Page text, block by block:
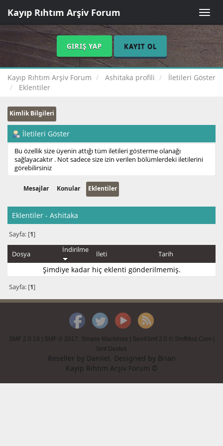
Toggle
Kayıp Rıhtım Arşiv Forum
GIRIŞ YAP KAYIT OL
Kayıp Rıhtım Arşiv Forum Ashitaka profili
İletileri Göster
Eklentiler
Kimlik Bilgileri
İletileri Göster
Bu özellik size üyenin attığı tüm iletileri gösterme olanağı
sağlayacaktır . Not sadece size izin verilen bölümlerdeki iletilerini
görebilirsiniz
Mesajlar Konular Eklentiler
Eklentiler - Ashitaka
Sayfa: [1]
Dosya İndirilme İleti Tarih
Şimdiye kadar hiç eklenti gönderilmemiş.
Sayfa: [1]
SMF 2.0.19 | SMF © 2017 Simple Machines | Seo4Smf 2.0 © SmfMod.Com |
Smf Destek
Reseller by Daniiel. Designed by Brian
Kayıp Rıhtım Arşiv Forum ©